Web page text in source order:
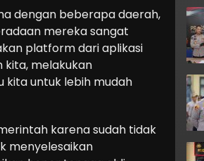
dengan beberapa daerah,
mereka sangat
platform dari aplikasi
melakukan
untuk lebih mudah
karena sudah tidak
menyelesaikan